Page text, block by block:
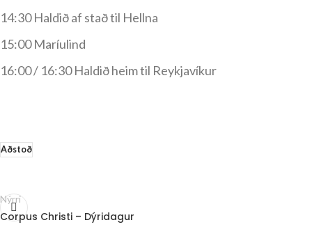
14:30 Haldið af stað til Hellna
15:00 Maríulind
16:00 / 16:30 Haldið heim til Reykjavíkur
Aðstoð
Nýrri
Corpus Christi – Dýridagur